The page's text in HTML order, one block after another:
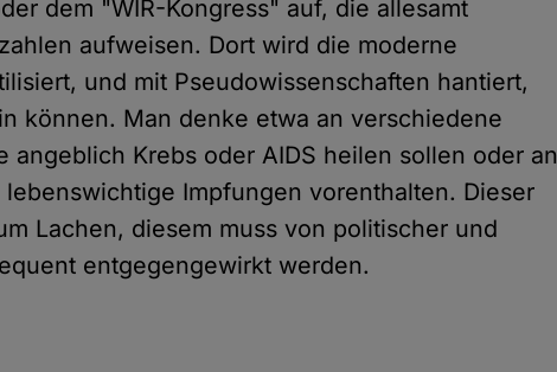
dem "WIR-Kongress" auf, die allesamt
aufweisen. Dort wird die moderne
und mit Pseudowissenschaften hantiert,
können. Man denke etwa an verschiedene
angeblich Krebs oder AIDS heilen sollen oder an
Impfungen vorenthalten. Dieser
Lachen, diesem muss von politischer und
entgegengewirkt werden.